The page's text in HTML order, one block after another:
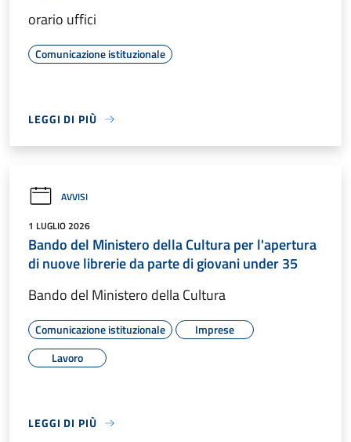
orario uffici
Comunicazione istituzionale
LEGGI DI PIÙ
AVVISI
1 LUGLIO 2026
Bando del Ministero della Cultura per l'apertura
di nuove librerie da parte di giovani under 35
Bando del Ministero della Cultura
Comunicazione istituzionale
Imprese
Lavoro
LEGGI DI PIÙ